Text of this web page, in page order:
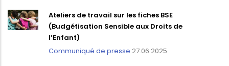
Ateliers de travail sur les fiches BSE
(Budgétisation Sensible aux Droits de
l’Enfant)
Communiqué de presse 27.06.2025